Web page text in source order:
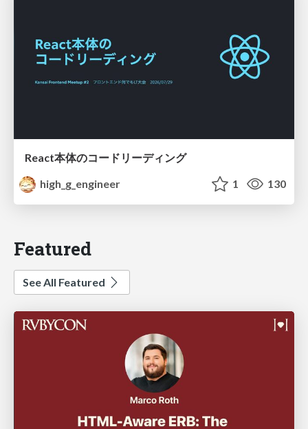
React本体のコードリーディング
high_g_engineer
1 130
Featured
See All Featured